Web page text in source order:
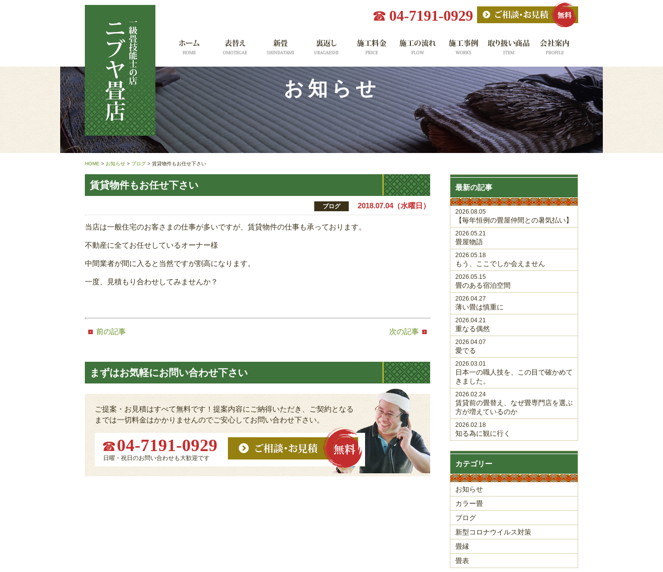
04-7191-0929
お知らせ
HOME > お知らせ > ブログ > 賃貸物件もお任せ下さい
賃貸物件もお任せ下さい
ブログ 2018.07.04（水曜日）
当店は一般住宅のお客さまの仕事が多いですが、賃貸物件の仕事も承っております。
不動産に全てお任せしているオーナー様
中間業者が間に入ると当然ですが割高になります。
一度、見積もり合わせしてみませんか？
前の記事 次の記事
まずはお気軽にお問い合わせ下さい
ご提案・お見積はすべて無料です！提案内容にご納得いただき、ご契約となる
までは一切料金はかかりませんのでご安心してお問い合わせ下さい。
04-7191-0929
日曜・祝日のお問い合わせも大歓迎です
最新の記事
2026.08.05
【毎年恒例の畳屋仲間との暑気払い】
2026.05.21
畳屋物語
2026.05.18
もう、ここでしか会えません
2026.05.15
畳のある宿泊空間
2026.04.27
薄い畳は慎重に
2026.04.21
重なる偶然
2026.04.07
愛でる
2026.03.01
日本一の職人技を、この目で確かめて
きました。
2026.02.24
賃貸前の畳替え、なぜ畳専門店を選ぶ
方が増えているのか
2026.02.18
知る為に観に行く
カテゴリー
お知らせ
カラー畳
ブログ
新型コロナウイルス対策
畳縁
畳表